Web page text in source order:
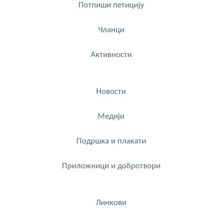
Потпиши петицију
Чланци
Активности
Новости
Медији
Подршка и плакати
Приложници и добротвори
Линкови